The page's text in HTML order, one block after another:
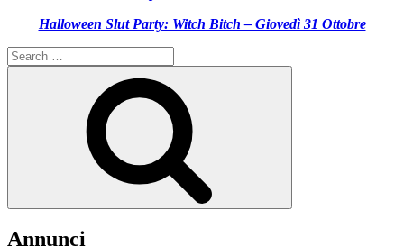
Halloween Slut Party: Witch Bitch – Giovedì 31 Ottobre
Search
for:
Annunci